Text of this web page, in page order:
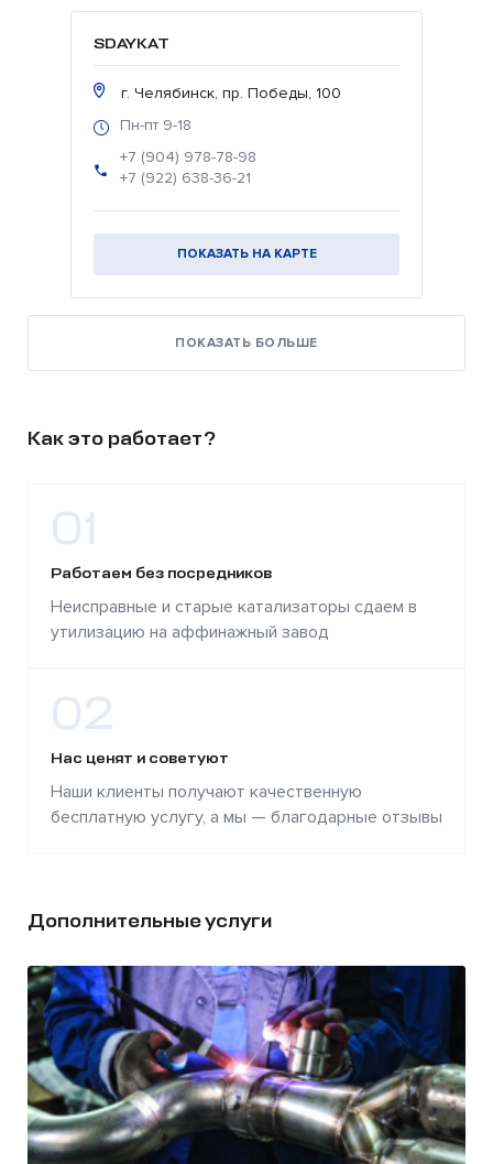
SDAYKAT
г. Челябинск, пр. Победы, 100
Пн-пт 9-18
+7 (904) 978-78-98
+7 (922) 638-36-21
ПОКАЗАТЬ НА КАРТЕ
ПОКАЗАТЬ БОЛЬШЕ
Как это работает?
01
Работаем без посредников
Неисправные и старые катализаторы сдаем в
утилизацию на аффинажный завод
02
Нас ценят и советуют
Наши клиенты получают качественную
бесплатную услугу, а мы — благодарные отзывы
Дополнительные услуги